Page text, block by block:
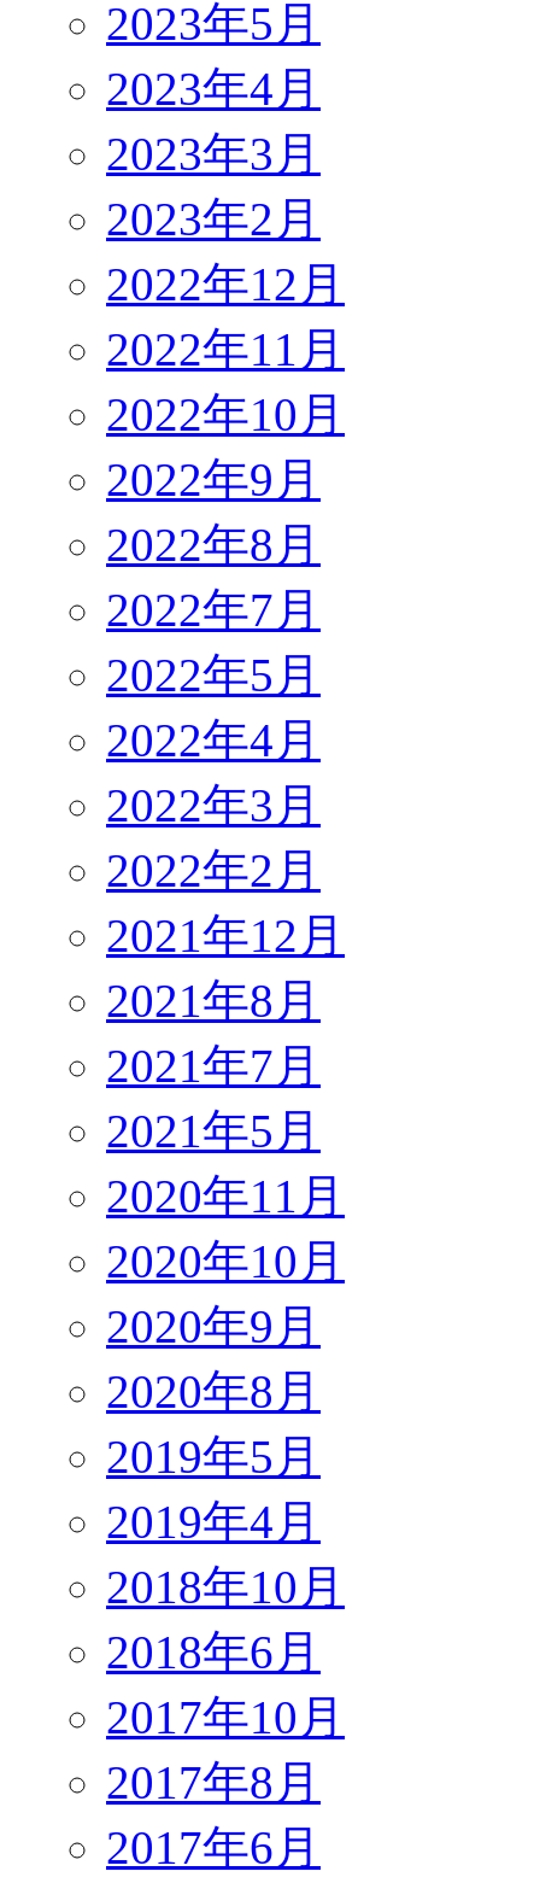
2023年5月
2023年4月
2023年3月
2023年2月
2022年12月
2022年11月
2022年10月
2022年9月
2022年8月
2022年7月
2022年5月
2022年4月
2022年3月
2022年2月
2021年12月
2021年8月
2021年7月
2021年5月
2020年11月
2020年10月
2020年9月
2020年8月
2019年5月
2019年4月
2018年10月
2018年6月
2017年10月
2017年8月
2017年6月